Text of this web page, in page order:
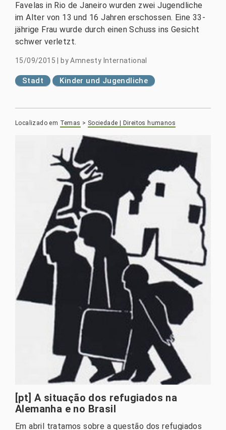
Favelas in Rio de Janeiro wurden zwei Jugendliche
im Alter von 13 und 16 Jahren erschossen. Eine 33-
jährige Frau wurde durch einen Schuss ins Gesicht
schwer verletzt.
15/09/2015 byAmnesty International
Stadt Kinder und Jugendliche
Localizado em Temas > Sociedade | Direitos humanos
[pt] A situação dos refugiados na
Alemanha e no Brasil
Em abril tratamos sobre a questão dos refugiados